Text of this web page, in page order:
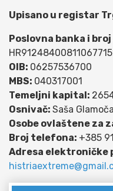
Upisano u registar
Poslovna banka i
OIB: 06257536700
MBS: 040317001
Temeljni kapital:
Osnivač: Saša
Osobe ovlaštene za
Broj telefona: +385
Adresa elektroničke